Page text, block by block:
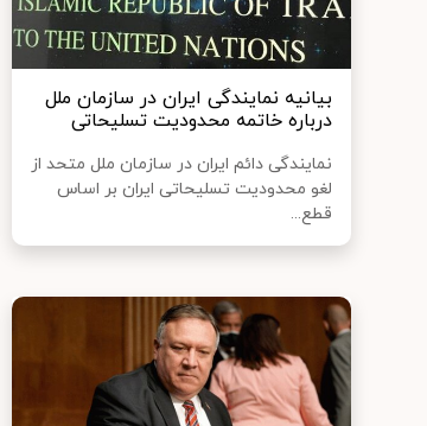
بیانیه نمایندگی ایران در سازمان ملل
درباره خاتمه محدودیت تسلیحاتی
نمایندگی دائم ایران در سازمان ملل متحد از
لغو محدودیت تسلیحاتی ایران بر اساس
قطع...